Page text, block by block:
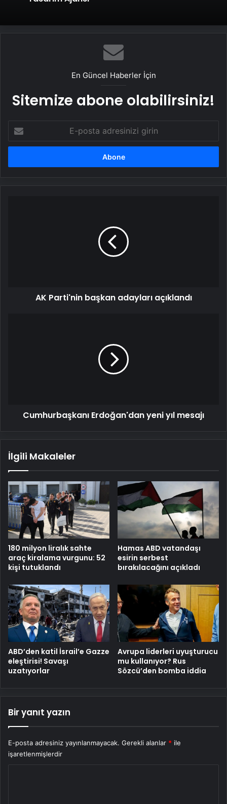
En Güncel Haberler İçin
Sitemize abone olabilirsiniz!
posta
adresinizi
AK Parti'nin başkan adayları açıklandı
Cumhurbaşkanı Erdoğan'dan yeni yıl mesajı
İlgili Makaleler
180 milyon liralık sahte
araç kiralama vurgunu: 52
kişi tutuklandı
Hamas ABD vatandaşı
esirin serbest
bırakılacağını açıkladı
ABD’den katil İsrail’e Gazze
eleştirisi! Savaşı
uzatıyorlar
Avrupa liderleri uyuşturucu
mu kullanıyor? Rus
Sözcü’den bomba iddia
Bir yanıt yazın
E-posta adresiniz yayınlanmayacak. Gerekli alanlar * ile
işaretlenmişlerdir